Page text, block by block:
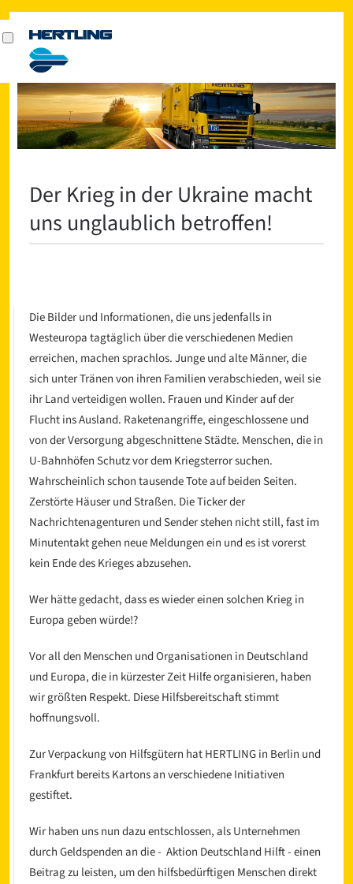
Der Krieg in der Ukraine macht
uns unglaublich betroffen!
Die Bilder und Informationen, die uns jedenfalls in
Westeuropa tagtäglich über die verschiedenen Medien
erreichen, machen sprachlos. Junge und alte Männer, die
sich unter Tränen von ihren Familien verabschieden, weil sie
ihr Land verteidigen wollen. Frauen und Kinder auf der
Flucht ins Ausland. Raketenangriffe, eingeschlossene und
von der Versorgung abgeschnittene Städte. Menschen, die in
U-Bahnhöfen Schutz vor dem Kriegsterror suchen.
Wahrscheinlich schon tausende Tote auf beiden Seiten.
Zerstörte Häuser und Straßen. Die Ticker der
Nachrichtenagenturen und Sender stehen nicht still, fast im
Minutentakt gehen neue Meldungen ein und es ist vorerst
kein Ende des Krieges abzusehen.
Wer hätte gedacht, dass es wieder einen solchen Krieg in
Europa geben würde!?
Vor all den Menschen und Organisationen in Deutschland
und Europa, die in kürzester Zeit Hilfe organisieren, haben
wir größten Respekt. Diese Hilfsbereitschaft stimmt
hoffnungsvoll.
Zur Verpackung von Hilfsgütern hat HERTLING in Berlin und
Frankfurt bereits Kartons an verschiedene Initiativen
gestiftet.
Wir haben uns nun dazu entschlossen, als Unternehmen
durch Geldspenden an die - Aktion Deutschland Hilft - einen
Beitrag zu leisten, um den hilfsbedürftigen Menschen direkt